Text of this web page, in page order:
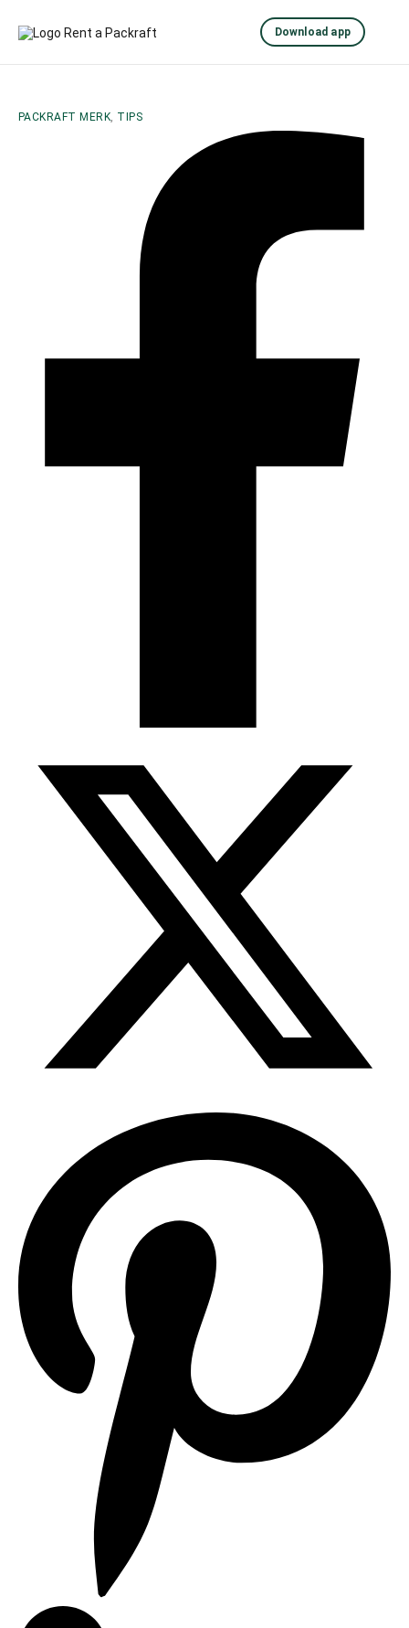
Download app
PACKRAFT MERK, TIPS